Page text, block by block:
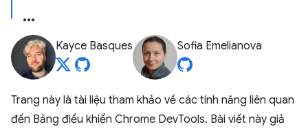
Kayce Basques Sofia Emelianova
Trang này là tài liệu tham khảo về các tính năng liên quan
đến Bảng điều khiển Chrome DevTools. Bài viết này giả